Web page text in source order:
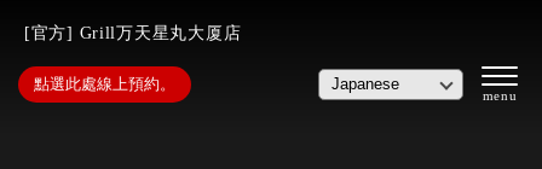
[官方] Grill万天星丸大厦店
點選此處線上預約。